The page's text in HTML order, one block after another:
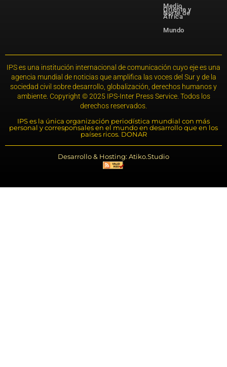
Medio
Oriente y
Norte de
África
Mundo
IPS es una institución internacional de comunicación cuyo eje es una
agencia mundial de noticias que amplifica las voces del Sur y de la
sociedad civil sobre desarrollo, globalización, derechos humanos y
ambiente. Copyright © 2025 IPS-Inter Press Service. Todos los
derechos reservados.
IPS es la única organización periodística mundial con más
personal y corresponsales en el mundo en desarrollo que en los
países ricos. DONAR
Desarrollo & Hosting: Atiko.Studio